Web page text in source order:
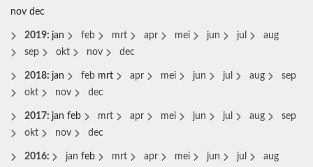
nov dec
2019: jan feb mrt apr mei jun jul
aug
sep
okt nov dec
2018: jan feb mrt apr mei jun jul aug
sep
okt
nov dec
2017: jan feb mrt apr mei jun jul aug
sep
okt
nov dec
2016: jan feb mrt apr mei jun jul
aug